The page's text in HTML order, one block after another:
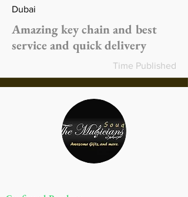
Dubai
Amazing key chain and best
service and quick delivery
Time Published